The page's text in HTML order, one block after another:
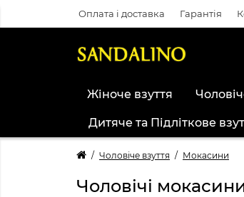
Оплата і доставка Гарантія
Жіноче взуття
Дитяче та Підліткове
Чоловіче взуття Мокасини
Чоловічі